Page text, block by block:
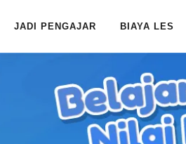
JADI PENGAJAR BIAYA LES